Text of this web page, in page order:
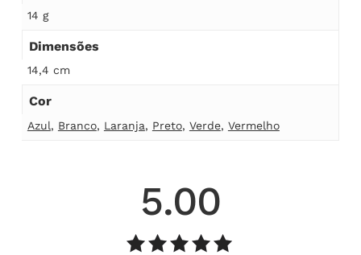
14 g
Dimensões
14,4 cm
Cor
Azul, Branco, Laranja, Preto, Verde, Vermelho
5.00